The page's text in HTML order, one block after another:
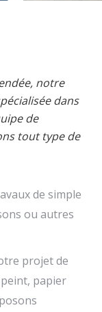
notre
dans
de
tout type de
de simple
ou autres
projet de
papier